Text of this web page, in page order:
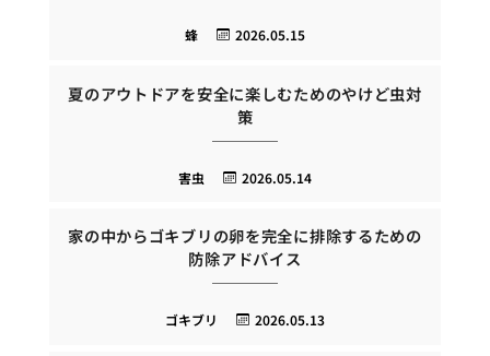
2026.05.15
蜂
夏のアウトドアを安全に楽しむためのやけど虫対
策
2026.05.14
害虫
家の中からゴキブリの卵を完全に排除するための
防除アドバイス
2026.05.13
ゴキブリ